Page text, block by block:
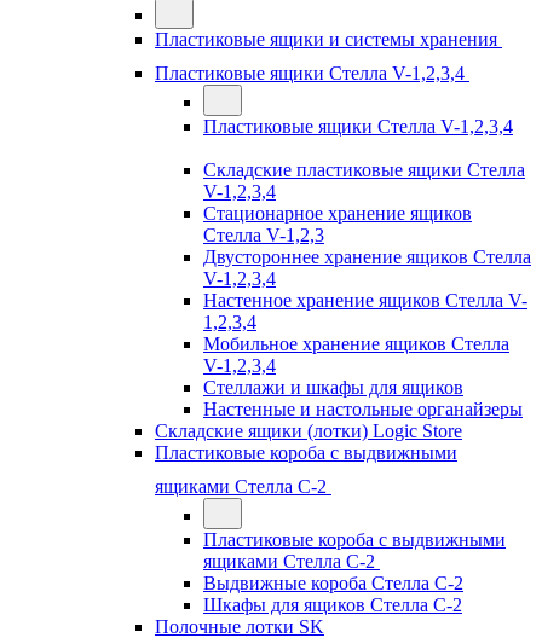
Пластиковые ящики и системы хранения
Пластиковые ящики Стелла V-1,2,3,4
Пластиковые ящики Стелла V-1,2,3,4
Складские пластиковые ящики Стелла
V-1,2,3,4
Стационарное хранение ящиков
Стелла V-1,2,3
Двустороннее хранение ящиков Стелла
V-1,2,3,4
Настенное хранение ящиков Стелла V-
1,2,3,4
Мобильное хранение ящиков Стелла
V-1,2,3,4
Стеллажи и шкафы для ящиков
Настенные и настольные органайзеры
Складские ящики (лотки) Logiс Store
Пластиковые короба с выдвижными
ящиками Стелла С-2
Пластиковые короба с выдвижными
ящиками Стелла С-2
Выдвижные короба Стелла С-2
Шкафы для ящиков Стелла С-2
Полочные лотки SK